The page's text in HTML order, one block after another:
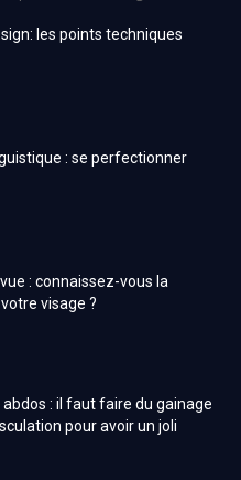
les points techniques
: se perfectionner
: connaissez-vous la
visage ?
abdos : il faut faire du gainage
pour avoir un joli